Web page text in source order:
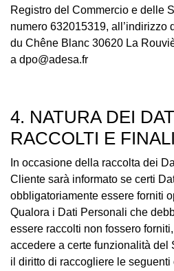
Registro del Commercio e delle
numero 632015319, all’indirizzo
du Chêne Blanc 30620 La
a dpo@adesa.fr
4. NATURA DEI
RACCOLTI E
In occasione della raccolta dei
Cliente sarà informato se certi
obbligatoriamente essere forniti
Qualora i Dati Personali che
essere raccolti non fossero
accedere a certe funzionalità del
il diritto di raccogliere le seguenti